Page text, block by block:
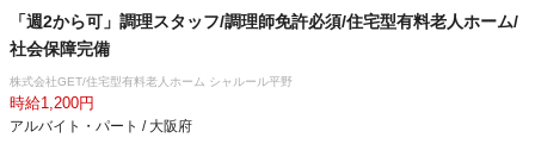
「週2から可」調理スタッフ/調理師免許必須/住宅型有料老人ホーム/
社会保障完備
株式会社GET/住宅型有料老人ホーム シャルール平野
時給1,200円
アルバイト・パート / 大阪府